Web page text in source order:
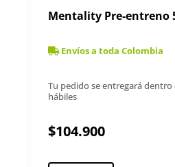
Mentality Pre-entreno
Envíos a toda Colombia
Tu pedido se entregará dentro
hábiles
$104.900